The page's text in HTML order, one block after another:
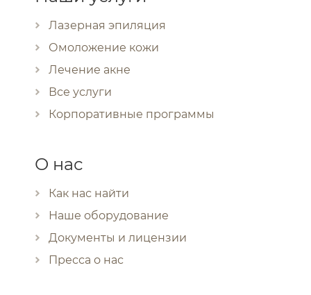
Лазерная эпиляция
Омоложение кожи
Лечение акне
Все услуги
Корпоративные программы
О нас
Как нас найти
Наше оборудование
Документы и лицензии
Пресса о нас